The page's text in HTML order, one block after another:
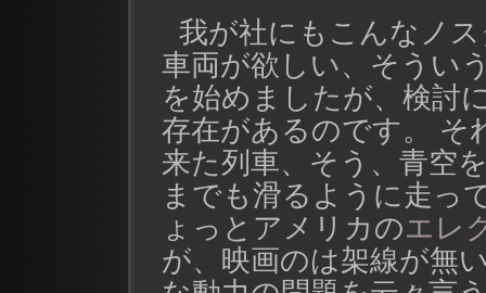
我が社にもこんなノ
車両が欲しい、そうい
を始めましたが、検討
存在があるのです。 そ
来た列車、そう、青空
までも滑るように走っ
ょっとアメリカのエレ
が、映画のは架線が無